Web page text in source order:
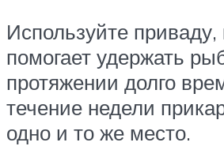
Используйте приваду,
помогает удержать
протяжении долго
течение недели
одно и то же место.